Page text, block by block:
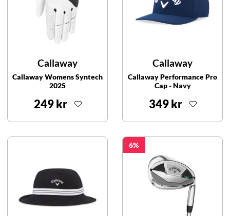
Callaway
Callaway Womens Syntech
2025
249 kr
Callaway
Callaway Performance Pro
Cap - Navy
349 kr
6